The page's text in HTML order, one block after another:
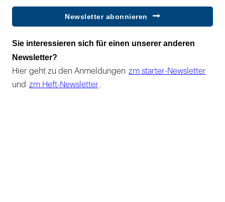
Newsletter abonnieren
Sie interessieren sich für einen unserer anderen
Newsletter?
Hier geht zu den Anmeldungen zm starter-Newsletter
und zm Heft-Newsletter .